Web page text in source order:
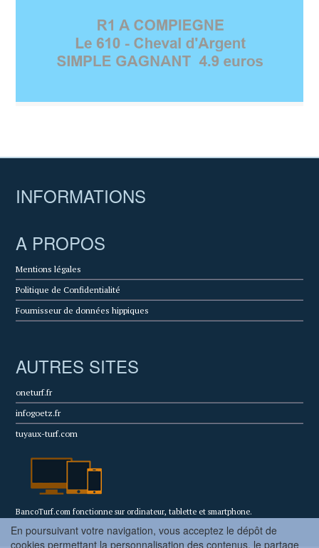
INFORMATIONS
A PROPOS
Mentions légales
Politique de Confidentialité
Fournisseur de données hippiques
AUTRES SITES
oneturf.fr
infogoetz.fr
tuyaux-turf.com
BancoTurf.com fonctionne sur ordinateur, tablette et smartphone.
En poursuivant votre navigation, vous acceptez le dépôt de
cookies permettant la personnalisation des contenus, le partage